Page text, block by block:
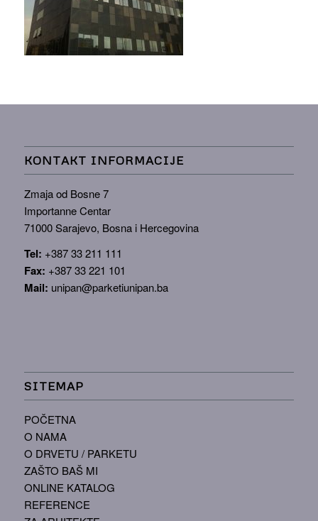
KONTAKT INFORMACIJE
Zmaja od Bosne 7
Importanne Centar
71000 Sarajevo, Bosna i Hercegovina
Tel: +387 33 211 111
Fax: +387 33 221 101
Mail: unipan@parketiunipan.ba
SITEMAP
POČETNA
O NAMA
O DRVETU / PARKETU
ZAŠTO BAŠ MI
ONLINE KATALOG
REFERENCE